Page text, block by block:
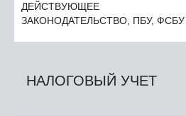
ДЕЙСТВУЮЩЕЕ
ЗАКОНОДАТЕЛЬСТВО, ПБУ, ФСБУ
НАЛОГОВЫЙ УЧЕТ